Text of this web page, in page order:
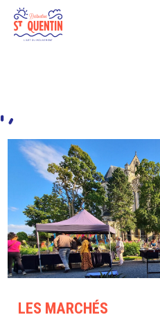
LES MARCHÉS
Panneau de gestion des cookies